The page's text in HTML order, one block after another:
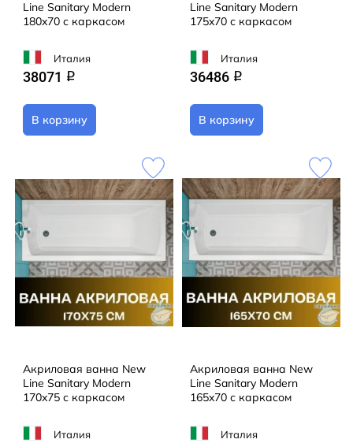
Line Sanitary Modern
180x70 с каркасом
Италия
38071 q
В корзину
Line Sanitary Modern
175x70 с каркасом
Италия
36486 q
В корзину
Акриловая ванна New
Line Sanitary Modern
170x75 с каркасом
Италия
Акриловая ванна New
Line Sanitary Modern
165x70 с каркасом
Италия